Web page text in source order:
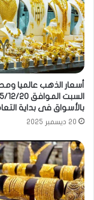
أسعار الذهب عالميا
السبت الموافق
بالأسواق فى بداية
20 ديسمبر 2025